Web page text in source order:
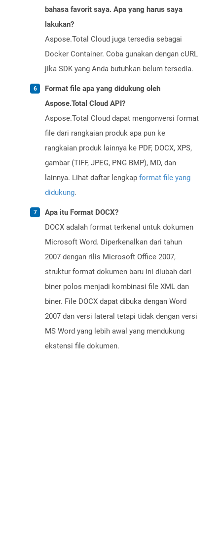
bahasa favorit saya. Apa yang harus saya
lakukan?
Aspose.Total Cloud juga tersedia sebagai
Docker Container. Coba gunakan dengan cURL
jika SDK yang Anda butuhkan belum tersedia.
Format file apa yang didukung oleh
Aspose.Total Cloud API?
Aspose.Total Cloud dapat mengonversi format
file dari rangkaian produk apa pun ke
rangkaian produk lainnya ke PDF, DOCX, XPS,
gambar (TIFF, JPEG, PNG BMP), MD, dan
lainnya. Lihat daftar lengkap format file yang
didukung.
Apa itu Format DOCX?
DOCX adalah format terkenal untuk dokumen
Microsoft Word. Diperkenalkan dari tahun
2007 dengan rilis Microsoft Office 2007,
struktur format dokumen baru ini diubah dari
biner polos menjadi kombinasi file XML dan
biner. File DOCX dapat dibuka dengan Word
2007 dan versi lateral tetapi tidak dengan versi
MS Word yang lebih awal yang mendukung
ekstensi file dokumen.